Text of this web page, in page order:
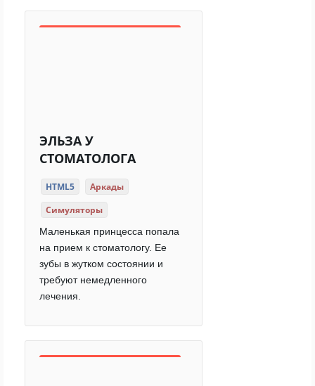
ЭЛЬЗА У
СТОМАТОЛОГА
HTML5
Аркады
Симуляторы
Маленькая принцесса попала
на прием к стоматологу. Ее
зубы в жутком состоянии и
требуют немедленного
лечения.